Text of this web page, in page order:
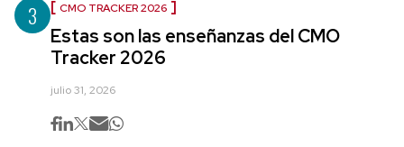
3 CMO TRACKER 2026
Estas son las enseñanzas del CMO
Tracker 2026
julio 31, 2026